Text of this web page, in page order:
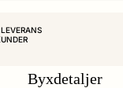
Byxdetaljer